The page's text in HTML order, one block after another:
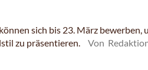
sich bis 23. März bewerben,
zu präsentieren.
Von